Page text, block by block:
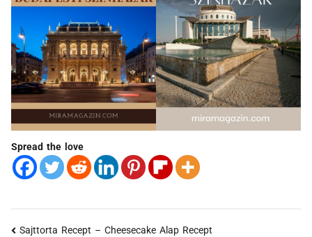
Spread the love
Sajttorta Recept – Cheesecake Alap Recept